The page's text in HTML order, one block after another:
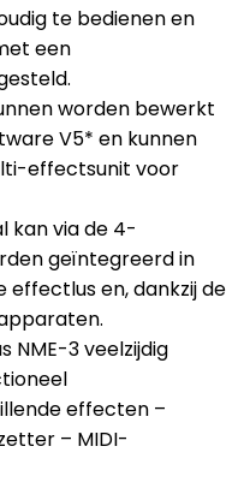
te bedienen en
een
worden bewerkt
V5* en kunnen
effectsunit voor
kan via de 4-
geïntegreerd in
en, dankzij de
NME-3 veelzijdig
effecten –
– MIDI-